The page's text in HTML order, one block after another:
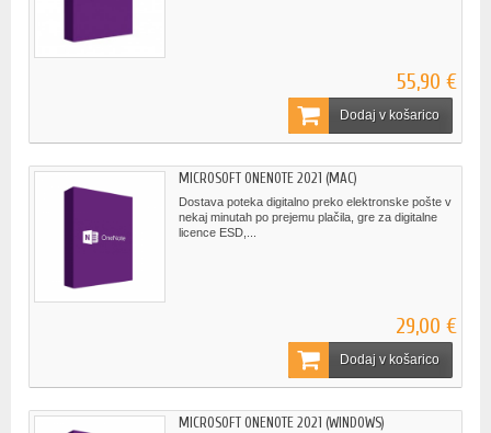
55,90 €
Dodaj v košarico
MICROSOFT ONENOTE 2021 (MAC)
Dostava poteka digitalno preko elektronske pošte v
nekaj minutah po prejemu plačila, gre za digitalne
licence ESD,...
29,00 €
Dodaj v košarico
MICROSOFT ONENOTE 2021 (WINDOWS)